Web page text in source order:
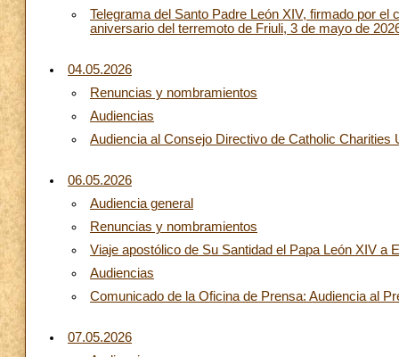
Telegrama del Santo Padre León XIV, firmado por
aniversario del terremoto de Friuli, 3 de mayo de
04.05.2026
Renuncias y nombramientos
Audiencias
Audiencia al Consejo Directivo de Catholic Charities
06.05.2026
Audiencia general
Renuncias y nombramientos
Viaje apostólico de Su Santidad el Papa León XIV a
Audiencias
Comunicado de la Oficina de Prensa: Audiencia al
07.05.2026